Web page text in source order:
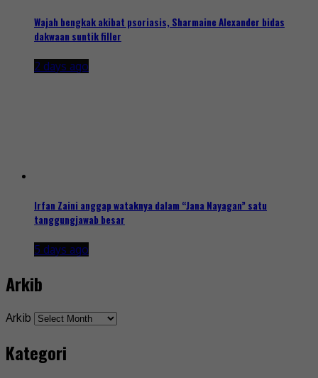
Wajah bengkak akibat psoriasis, Sharmaine Alexander bidas
dakwaan suntik filler
2 days ago
Irfan Zaini anggap wataknya dalam “Jana Nayagan” satu
tanggungjawab besar
5 days ago
Arkib
Arkib
Kategori